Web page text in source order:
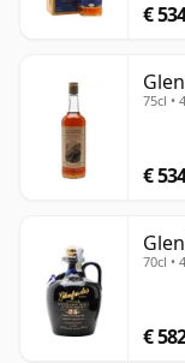
€
75cl •
€
70cl •
€